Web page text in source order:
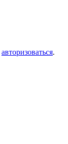
авторизоваться.